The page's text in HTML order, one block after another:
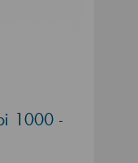
1000 -